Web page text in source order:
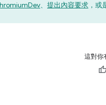
、 提出內容要求 ，或
這對你